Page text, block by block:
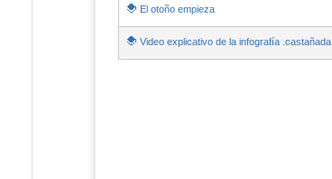
El otoño empieza
Video explicativo de la infografía .castañada